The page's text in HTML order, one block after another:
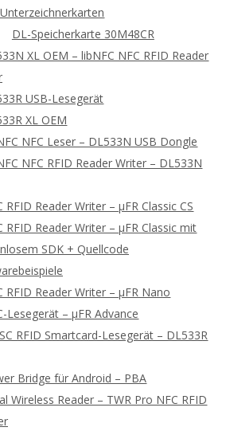
DL-Speicherkarte 30M48CR
XL OEM – libNFC NFC RFID Reader
USB-Lesegerät
XL OEM
NFC Leser – DL533N USB Dongle
NFC RFID Reader Writer – DL533N
RFID Reader Writer – μFR Classic CS
RFID Reader Writer – μFR Classic mit
SDK + Quellcode
RFID Reader Writer – μFR Nano
Lesegerät – μFR Advance
RFID Smartcard-Lesegerät – DL533R
Bridge für Android – PBA
Wireless Reader – TWR Pro NFC RFID